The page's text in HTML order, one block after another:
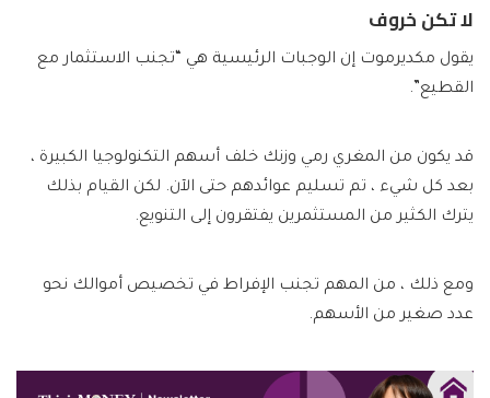
لا تكن خروف
يقول مكديرموت إن الوجبات الرئيسية هي “تجنب الاستثمار مع
القطيع”.
قد يكون من المغري رمي وزنك خلف أسهم التكنولوجيا الكبيرة ،
بعد كل شيء ، تم تسليم عوائدهم حتى الآن. لكن القيام بذلك
يترك الكثير من المستثمرين يفتقرون إلى التنويع.
ومع ذلك ، من المهم تجنب الإفراط في تخصيص أموالك نحو
عدد صغير من الأسهم.